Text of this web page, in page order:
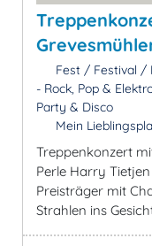
Fest / Festival /
- Rock, Pop &
Party & Disco
Mein
Treppenkonzert
Perle Harry
Preisträger mit
Strahlen ins